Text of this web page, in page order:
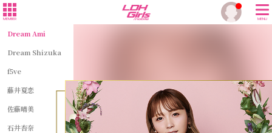
MEMBER MENU
Dream Ami
Dream Shizuka
f5ve
藤井夏恋
佐藤晴美
石井杏奈